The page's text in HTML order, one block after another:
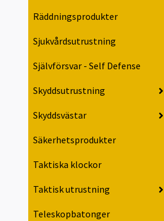
Räddningsprodukter
Sjukvårdsutrustning
Självförsvar - Self Defense
Skyddsutrustning
Skyddsvästar
Säkerhetsprodukter
Taktiska klockor
Taktisk utrustning
Teleskopbatonger